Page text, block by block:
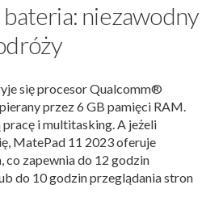
niezawodny
się procesor Qualcomm®
przez 6 GB pamięci RAM.
pracę i multitasking. A jeżeli
MatePad 11 2023 oferuje
co zapewnia do 12 godzin
do 10 godzin przeglądania stron